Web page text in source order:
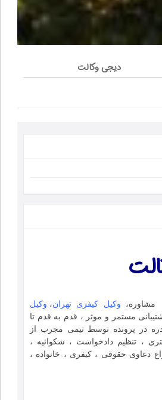
دیجی وکالت
مشاوره، وکیل کیفری تهران، وکیل
مستمر و موثر ، قدم به قدم تا
در پرونده توسط تیمی مجرب از
، تنظیم دادخواست ، شکوائیه ،
دعاوی حقوقی ، کیفری ، خانواده ،